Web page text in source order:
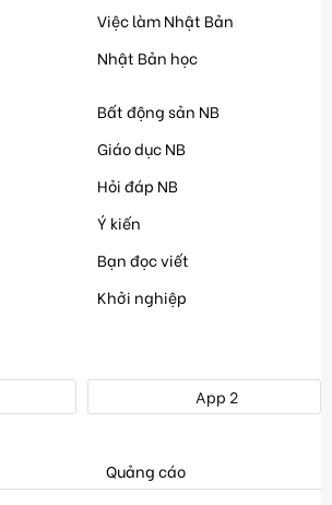
Việc làm Nhật Bản
Nhật Bản học
Bất động sản NB
Giáo dục NB
Hỏi đáp NB
Ý kiến
Bạn đọc viết
Khởi nghiệp
App 2
Quảng cáo